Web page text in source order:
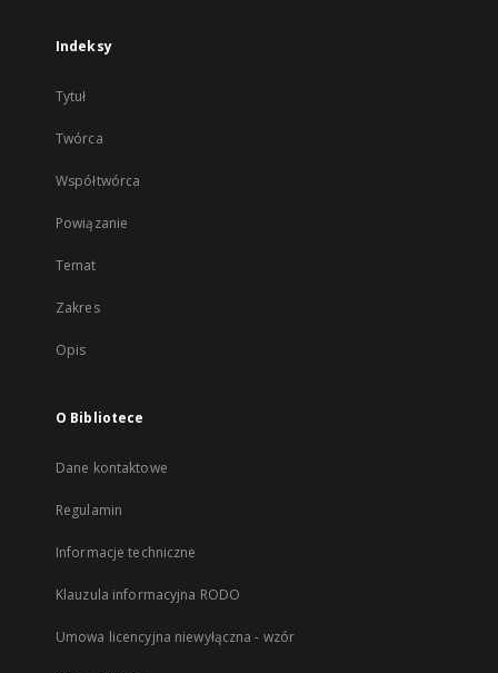
Indeksy
Tytuł
Twórca
Współtwórca
Powiązanie
Temat
Zakres
Opis
O Bibliotece
Dane kontaktowe
Regulamin
Informacje techniczne
Klauzula informacyjna RODO
Umowa licencyjna niewyłączna - wzór